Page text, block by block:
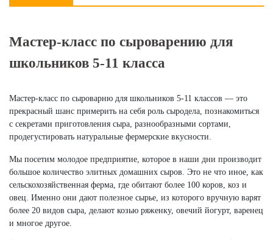
Мастер-класс по сыроварению для
школьников 5-11 класса
Мастер-класс по сыроварню для школьников 5-11 классов — это
прекрасный шанс примерить на себя роль сыродела, познакомиться
с секретами приготовления сыра, разнообразными сортами,
продегустировать натуральные фермерские вкусности.
Мы посетим молодое предприятие, которое в наши дни производит
большое количество элитных домашних сыров. Это не что иное, как
сельскохозяйственная ферма, где обитают более 100 коров, коз и
овец. Именно они дают полезное сырье, из которого вручную варят
более 20 видов сыра, делают козью ряженку, овечий йогурт, варенец
и многое другое.